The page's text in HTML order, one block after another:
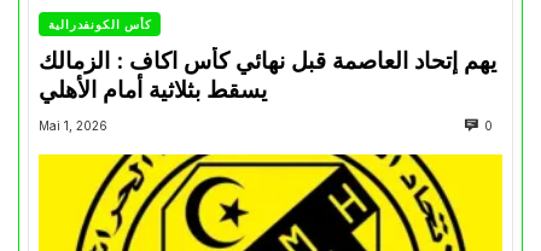
كأس الكونفدرالية
يهم إتحاد العاصمة قبل نهائي كأس اكاف : الزمالك
Mai 1, 2026 0